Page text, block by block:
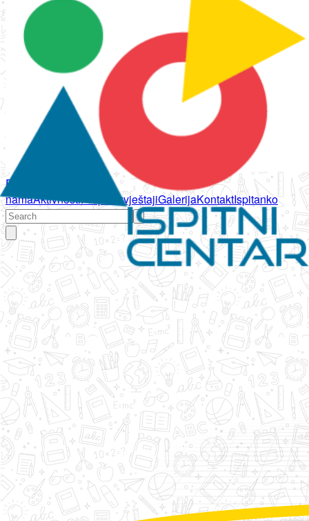
Početna
namaAktivnostiPropisi IzvještajiGalerijaKontaktIspitanko